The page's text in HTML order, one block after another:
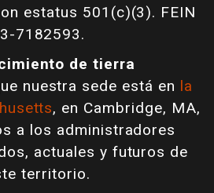
estatus 501(c)(3). FEIN
7182593.
de tierra
nuestra sede está en la
, en Cambridge, MA,
a los administradores
actuales y futuros de
territorio.